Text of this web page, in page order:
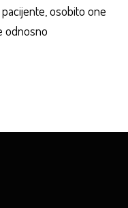
osobito one
odnosno